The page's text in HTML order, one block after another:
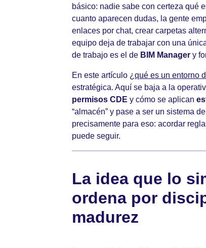
básico: nadie sabe con certeza qué
cuanto aparecen dudas, la gente
enlaces por chat, crear carpetas
equipo deja de trabajar con una
de trabajo es el de BIM Managery
En este artículo ¿qué es un entorno
estratégica. Aquí se baja a la
permisos CDE y cómo se aplican
“almacén” y pase a ser un sistema
precisamente para eso: acordar
puede seguir.
La idea que lo
ordena por
madurez